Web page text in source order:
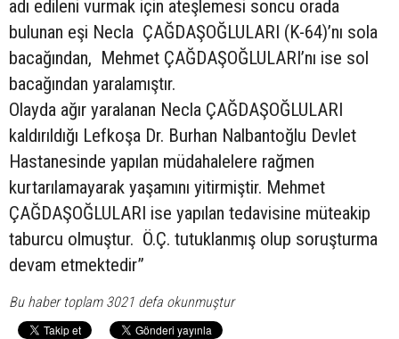
adı edileni vurmak için ateşlemesi soncu orada
bulunan eşi Necla ÇAĞDAŞOĞLULARI (K-64)’nı sola
bacağından, Mehmet ÇAĞDAŞOĞLULARI’nı ise sol
bacağından yaralamıştır.
Olayda ağır yaralanan Necla ÇAĞDAŞOĞLULARI
kaldırıldığı Lefkoşa Dr. Burhan Nalbantoğlu Devlet
Hastanesinde yapılan müdahalelere rağmen
kurtarılamayarak yaşamını yitirmiştir. Mehmet
ÇAĞDAŞOĞLULARI ise yapılan tedavisine müteakip
taburcu olmuştur. Ö.Ç. tutuklanmış olup soruşturma
devam etmektedir”
Bu haber toplam 3021 defa okunmuştur